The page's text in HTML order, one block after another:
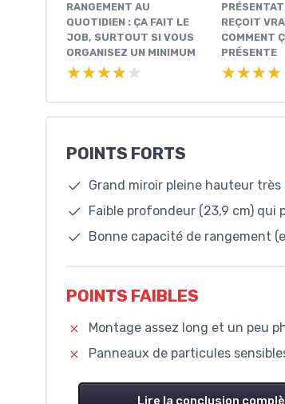
RANGEMENT AU
QUOTIDIEN : ÇA FAIT LE
JOB, SURTOUT SI VOUS
ORGANISEZ UN MINIMUM
★★★★★
★★★★★
REÇOIT
COMMENT
PRÉSENTE
POINTS FORTS
Grand miroir pleine hauteur très
Faible profondeur (23,9 cm) qui
Bonne capacité de rangement
POINTS FAIBLES
Montage assez long et un peu
Panneaux de particules
Lire la conclusion